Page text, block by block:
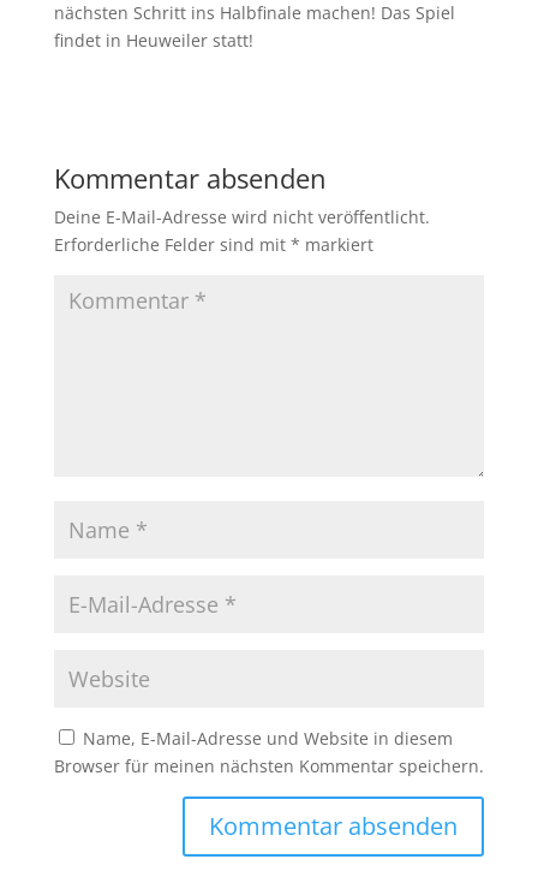
nächsten Schritt ins Halbfinale machen! Das Spiel
findet in Heuweiler statt!
Kommentar absenden
Deine E-Mail-Adresse wird nicht veröffentlicht.
Erforderliche Felder sind mit * markiert
Name, E-Mail-Adresse und Website in diesem
Browser für meinen nächsten Kommentar speichern.